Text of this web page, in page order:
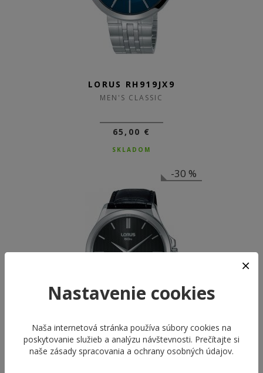
LORUS RH919JX9
MEN'S CLASSIC
65,00 €
SKLADOM
-30 %
LORUS RN425AX8
Nastavenie cookies
Naša internetová stránka používa súbory cookies na
poskytovanie služieb a analýzu návštevnosti. Prečítajte si
naše zásady spracovania a ochrany osobných údajov.